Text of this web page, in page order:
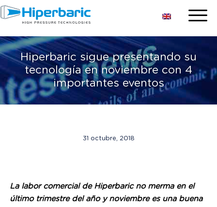
Hiperbaric sigue presentando su
tecnología en noviembre con 4
importantes eventos
31 octubre, 2018
La labor comercial de Hiperbaric no merma en el
último trimestre del año y noviembre es una buena